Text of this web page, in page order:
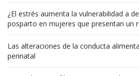
¿El estrés aumenta la vulnerabilidad a
posparto en mujeres que presentan un
Las alteraciones de la conducta
perinatal